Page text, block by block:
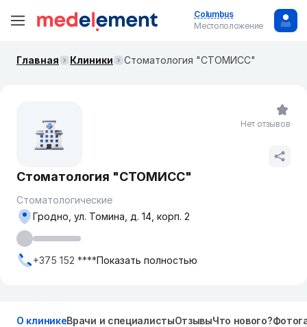
Columbus
Местоположение
Главная Клиники Стоматология "СТОМИСС"
Стоматология "СТОМИСС"
Стоматологические
Гродно, ул. Томина, д. 14, корп. 2
+375 152 ****Показать полностью
Нет отзывов
О клиникеВрачи и специалистыОтзывыЧто нового?